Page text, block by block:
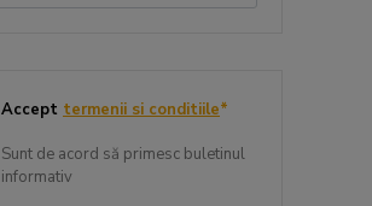
Accept termenii si conditiile*
Sunt de acord să primesc buletinul
informativ